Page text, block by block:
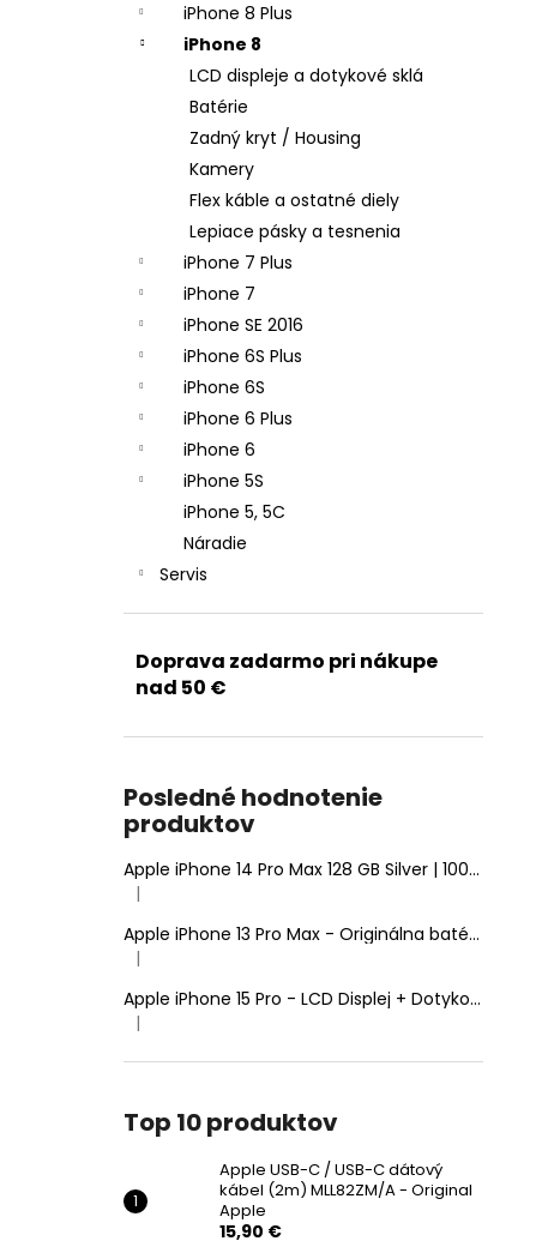
iPhone 8 Plus
iPhone 8
LCD displeje a dotykové sklá
Batérie
Zadný kryt / Housing
Kamery
Flex káble a ostatné diely
Lepiace pásky a tesnenia
iPhone 7 Plus
iPhone 7
iPhone SE 2016
iPhone 6S Plus
iPhone 6S
iPhone 6 Plus
iPhone 6
iPhone 5S
iPhone 5, 5C
Náradie
Servis
Doprava zadarmo pri nákupe
nad 50 €
Posledné hodnotenie
produktov
Apple iPhone 14 Pro Max 128 GB Silver | 100% Zdravie batérie | Stav: A (Výborný)
Hodnotenie produktu je 5 z 5 hviezdičiek.
|
Apple iPhone 13 Pro Max - Originálna batéria 4352mAh (Zdravie batérie: 100% - bez hlásenia o neznámom diele)
Hodnotenie produktu je 5 z 5 hviezdičiek.
|
Apple iPhone 15 Pro - LCD Displej + Dotyková Plocha + Rám - SmartPremium Hard OLED
Hodnotenie produktu je 5 z 5 hviezdičiek.
|
Top 10 produktov
Apple USB-C / USB-C dátový
kábel (2m) MLL82ZM/A - Original
Apple
15,90 €